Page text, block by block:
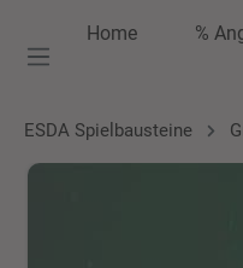
Zur
Home %
ESDA Spielbausteine